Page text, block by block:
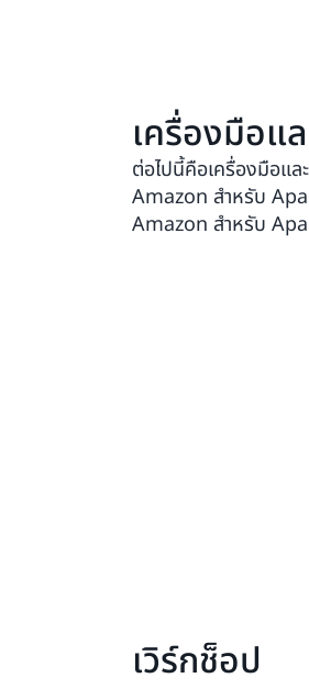
เครื่องมือแ
ต่อไปนี้คือเครื่องมือแ
Amazon สำหรับ
Amazon สำหรับ
เวิร์กช็อป